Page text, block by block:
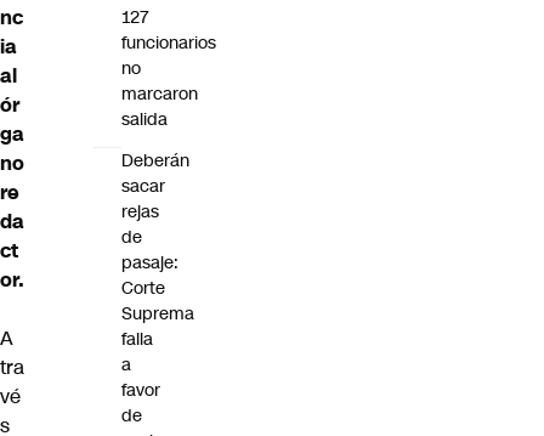
nc
ia
al
ór
ga
no
re
da
ct
or.
A
tra
vé
s
127
funcionarios
no
marcaron
salida
Deberán
sacar
rejas
de
pasaje:
Corte
Suprema
falla
a
favor
de